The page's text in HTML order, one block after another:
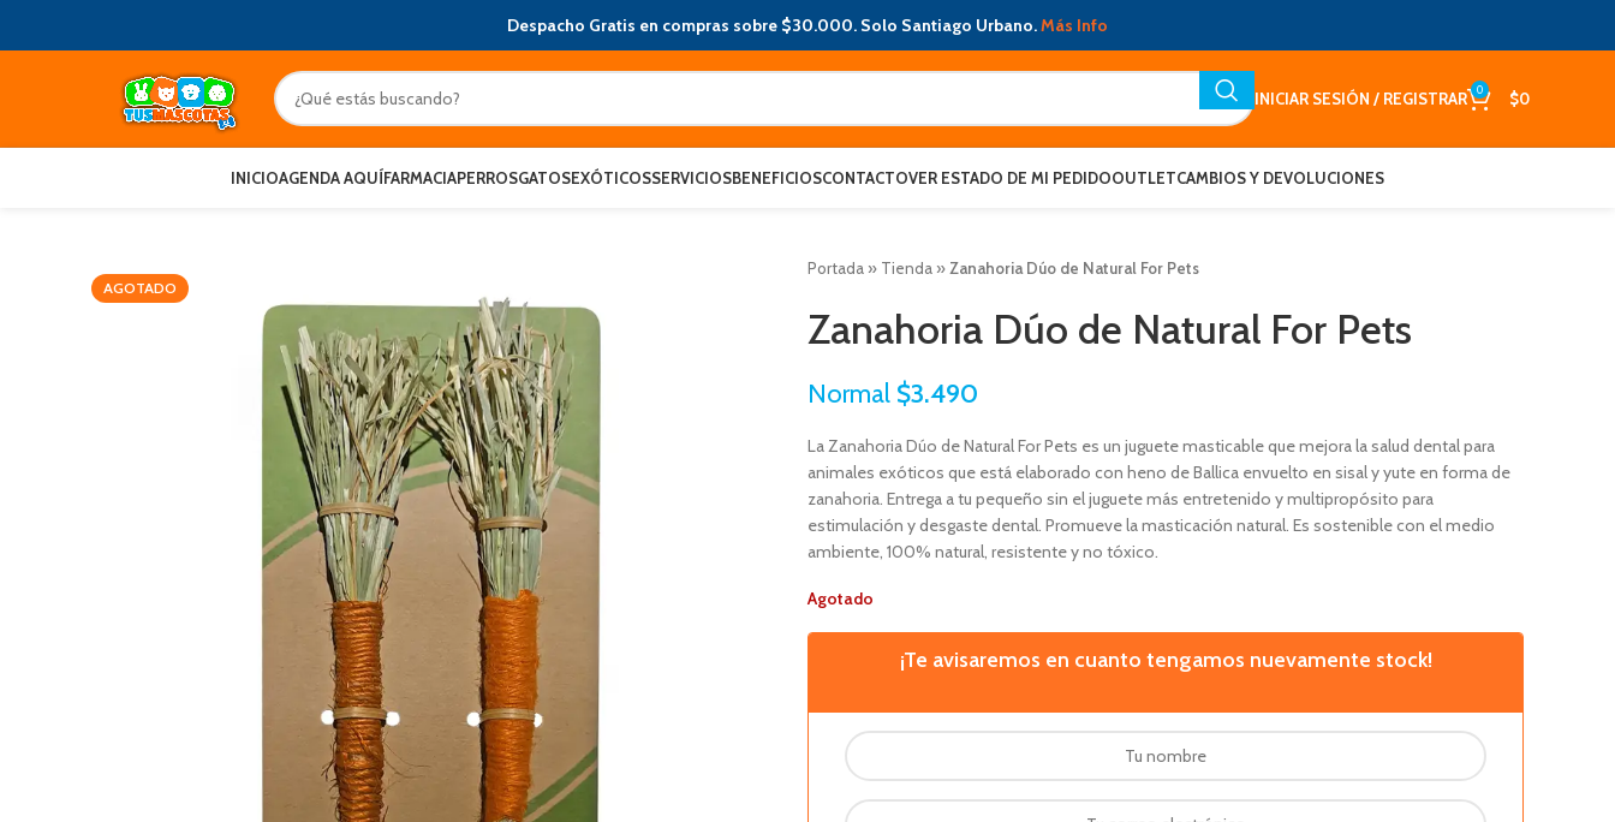
Despacho Gratis en compras sobre $30.000. Solo Santiago Urbano.Más Info
INICIAR SESIÓN / REGISTRAR 0 $0
INICIOAGENDA AQUÍFARMACIAPERROSGATOSEXÓTICOSSERVICIOSBENEFICIOSCONTACTOVER ESTADO DE MI PEDIDOOUTLETCAMBIOS Y DEVOLUCIONES
AGOTADO
Portada » Tienda » Zanahoria Dúo de Natural For Pets
Zanahoria Dúo de Natural For Pets
Normal $3.490
La Zanahoria Dúo de Natural For Pets es un juguete masticable que mejora la salud dental para
animales exóticos que está elaborado con heno de Ballica envuelto en sisal y yute en forma de
zanahoria. Entrega a tu pequeño sin el juguete más entretenido y multipropósito para
estimulación y desgaste dental. Promueve la masticación natural. Es sostenible con el medio
ambiente, 100% natural, resistente y no tóxico.
Agotado
¡Te avisaremos en cuanto tengamos nuevamente stock!